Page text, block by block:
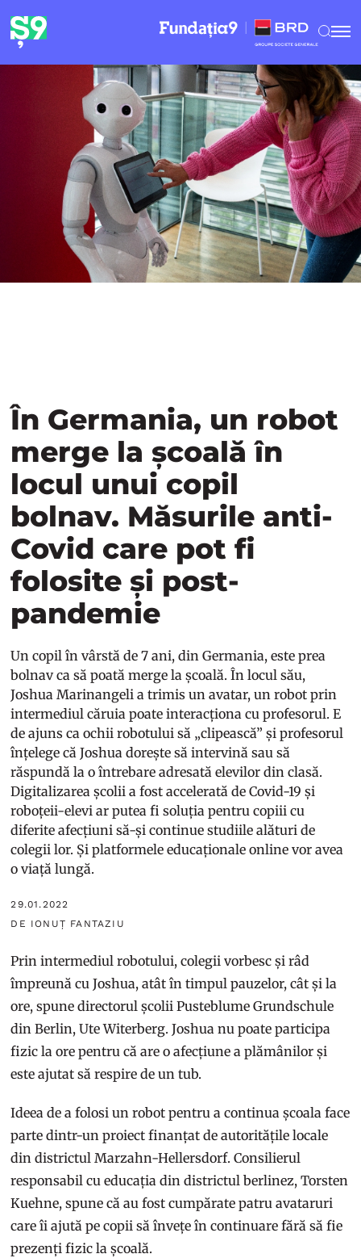
În Germania, un robot
merge la școală în
locul unui copil
bolnav. Măsurile anti-
Covid care pot fi
folosite și post-
pandemie
Un copil în vârstă de 7 ani, din Germania, este prea
bolnav ca să poată merge la școală. În locul său,
Joshua Marinangeli a trimis un avatar, un robot prin
intermediul căruia poate interacționa cu profesorul. E
de ajuns ca ochii robotului să „clipească” și profesorul
înțelege că Joshua dorește să intervină sau să
răspundă la o întrebare adresată elevilor din clasă.
Digitalizarea școlii a fost accelerată de Covid-19 și
roboțeii-elevi ar putea fi soluția pentru copiii cu
diferite afecțiuni să-și continue studiile alături de
colegii lor. Și platformele educaționale online vor avea
o viață lungă.
29.01.2022
DE IONUȚ FANTAZIU
Prin intermediul robotului, colegii vorbesc și râd
împreună cu Joshua, atât în timpul pauzelor, cât și la
ore, spune directorul școlii Pusteblume Grundschule
din Berlin, Ute Witerberg. Joshua nu poate participa
fizic la ore pentru că are o afecțiune a plămânilor și
este ajutat să respire de un tub.
Ideea de a folosi un robot pentru a continua școala face
parte dintr-un proiect finanțat de autoritățile locale
din districtul Marzahn-Hellersdorf. Consilierul
responsabil cu educația din districtul berlinez, Torsten
Kuehne, spune că au fost cumpărate patru avataruri
care îi ajută pe copii să învețe în continuare fără să fie
prezenți fizic la școală.